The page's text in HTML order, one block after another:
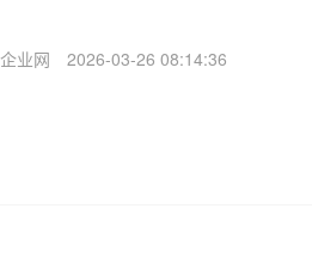
企业网 2026-03-26 08:14:36